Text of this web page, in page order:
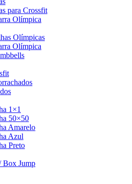
para Crossfit
Olímpica
Olímpicas
Olímpica
1×1
50×50
Amarelo
Azul
Preto
Box Jump